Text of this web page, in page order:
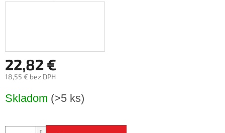
22,82 €
18,55 € bez DPH
cena:
Skladom (>5 ks)